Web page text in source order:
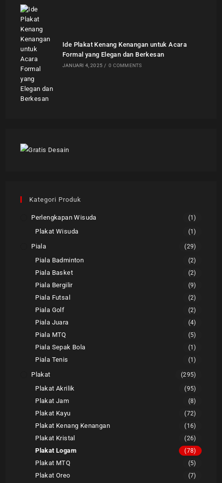
Ide Plakat Kenang Kenangan untuk Acara
Formal yang Elegan dan Berkesan
JANUARI 4, 2025 / 0 COMMENTS
Kategori Produk
Perlengkapan Wisuda (1)
Plakat Wisuda (1)
Piala (29)
Piala Badminton (2)
Piala Basket (2)
Piala Bergilir (9)
Piala Futsal (2)
Piala Golf (2)
Piala Juara (4)
Piala MTQ (5)
Piala Sepak Bola (1)
Piala Tenis (1)
Plakat (295)
Plakat Akrilik (95)
Plakat Jam (8)
Plakat Kayu (72)
Plakat Kenang Kenangan (16)
Plakat Kristal (26)
Plakat Logam (78)
Plakat MTQ (5)
Plakat Oreo (7)